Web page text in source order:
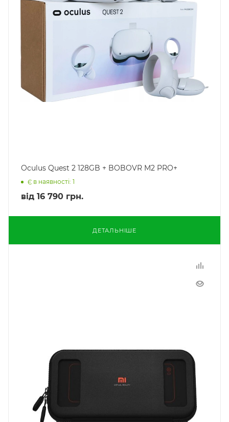
Oculus Quest 2 128GB + BOBOVR M2 PRO+
Є в наявності: 1
від 16 790 грн.
ДЕТАЛЬНІШЕ